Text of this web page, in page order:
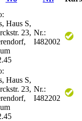
Haus S,
23, Nr.:
I482002
Haus S,
23, Nr.:
I482202